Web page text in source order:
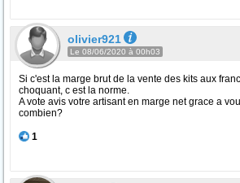
olivier921
Le 08/06/2020 à 00h03
Si c'est la marge brut de la vente des kits aux
choquant, c est la norme.
A vote avis votre artisant en marge net grace a
combien?
1